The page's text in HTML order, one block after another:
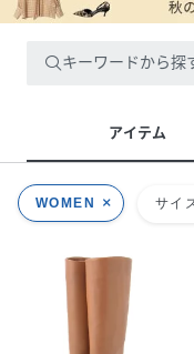
キーワードから探
アイテム
WOMEN サイ